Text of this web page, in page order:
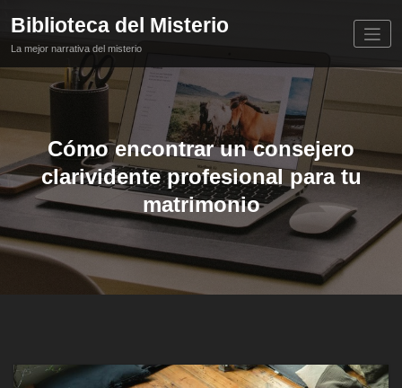
contenido
Biblioteca del Misterio
La mejor narrativa del misterio
Cómo encontrar un consejero
clarividente profesional para tu
matrimonio